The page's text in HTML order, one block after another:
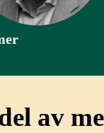
av